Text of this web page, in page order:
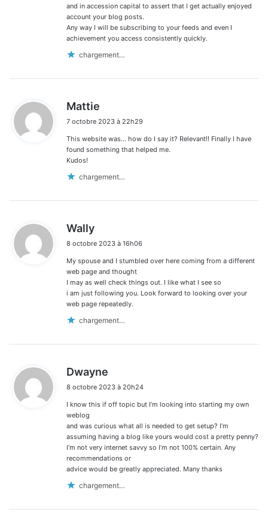
and in accession capital to assert that I get actually enjoyed
account your blog posts.
Any way I will be subscribing to your feeds and even I
achievement you access consistently quickly.
chargement…
Mattie
t
:
7 octobre 2023 à 22h29
This website was… how do I say it? Relevant!! Finally I have
found something that helped me.
Kudos!
chargement…
Wally
t
:
8 octobre 2023 à 16h06
My spouse and I stumbled over here coming from a different
web page and thought
I may as well check things out. I like what I see so
i am just following you. Look forward to looking over your
web page repeatedly.
chargement…
Dwayne
t
8 octobre 2023 à 20h24
I know this if off topic but I’m looking into starting my own
weblog
and was curious what all is needed to get setup? I’m
assuming having a blog like yours would cost a pretty penny?
I’m not very internet savvy so I’m not 100% certain. Any
recommendations or
advice would be greatly appreciated. Many thanks
chargement…